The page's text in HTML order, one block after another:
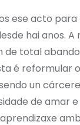
ese acto
hai anos. A
total
é reformular
un
de amar